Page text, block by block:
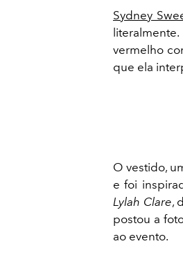
Sydney
vermelho
que ela
O vestido,
e foi
Lylah Clare,
postou a
ao evento.